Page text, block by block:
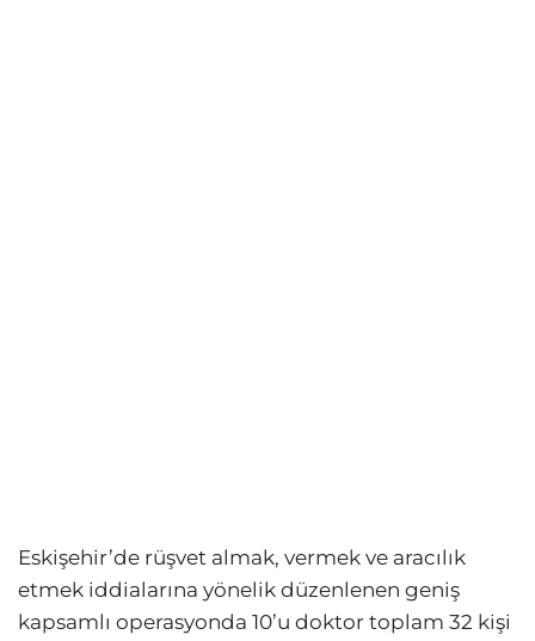
Eskişehir’de rüşvet almak, vermek ve aracılık
etmek iddialarına yönelik düzenlenen geniş
kapsamlı operasyonda 10’u doktor toplam 32 kişi